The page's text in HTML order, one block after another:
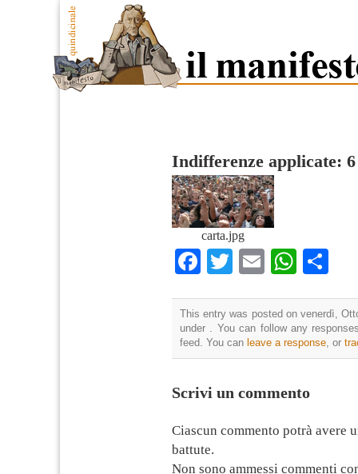
Indifferenze applicate:
carta.jpg
Facebook
TwitterEmail
This entry was posted on venerdì,
under . You can follow any
feed. You can leave a response, or
Scrivi un commento
Ciascun commento potrà avere
battute.
Non sono ammessi commenti